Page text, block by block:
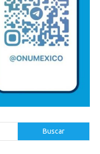
Buscar